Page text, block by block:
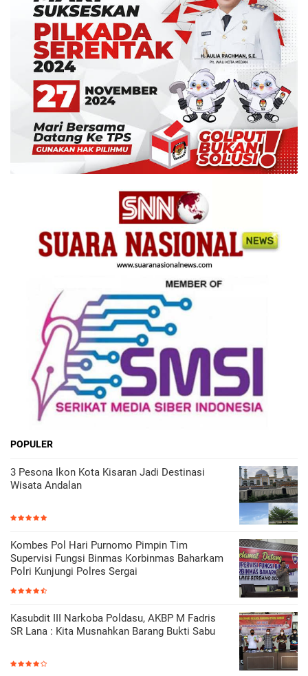
POPULER
3 Pesona Ikon Kota Kisaran Jadi Destinasi
Wisata Andalan
Kombes Pol Hari Purnomo Pimpin Tim
Supervisi Fungsi Binmas Korbinmas Baharkam
Polri Kunjungi Polres Sergai
Kasubdit III Narkoba Poldasu, AKBP M Fadris
SR Lana : Kita Musnahkan Barang Bukti Sabu